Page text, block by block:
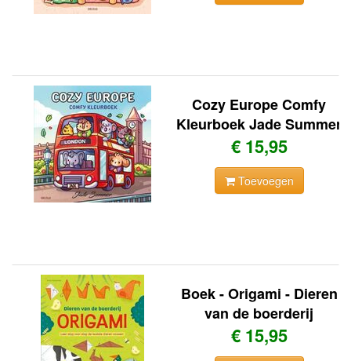
Cozy Europe Comfy
Kleurboek Jade Summer
€ 15,95
Toevoegen
Boek - Origami - Dieren
van de boerderij
€ 15,95